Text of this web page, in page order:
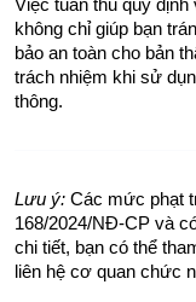
Việc tuân thủ quy
không chỉ giúp bạn
bảo an toàn cho bản
trách nhiệm khi sử
thông.
Lưu ý: Các mức phạt
168/2024/NĐ-CP và
chi tiết, bạn có thể
liên hệ cơ quan chức